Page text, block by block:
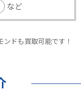
など
ドも買取可能です！